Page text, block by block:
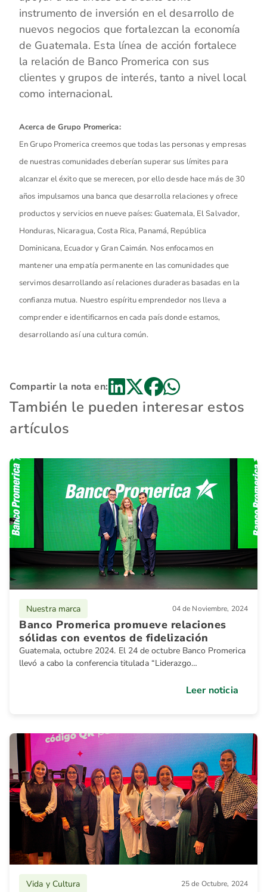
instrumento de inversión en el desarrollo de
nuevos negocios que fortalezcan la economía
de Guatemala. Esta línea de acción fortalece
la relación de Banco Promerica con sus
clientes y grupos de interés, tanto a nivel local
como internacional.
Acerca de Grupo Promerica:
En Grupo Promerica creemos que todas las personas y empresas
de nuestras comunidades deberían superar sus límites para
alcanzar el éxito que se merecen, por ello desde hace más de 30
años impulsamos una banca que desarrolla relaciones y ofrece
productos y servicios en nueve países: Guatemala, El Salvador,
Honduras, Nicaragua, Costa Rica, Panamá, República
Dominicana, Ecuador y Gran Caimán. Nos enfocamos en
mantener una empatía permanente en las comunidades que
servimos desarrollando así relaciones duraderas basadas en la
confianza mutua. Nuestro espíritu emprendedor nos lleva a
comprender e identificarnos en cada país donde estamos,
desarrollando así una cultura común.
Compartir la nota en:
También le pueden interesar estos
artículos
Nuestra marca 04 de Noviembre, 2024
Banco Promerica promueve relaciones
sólidas con eventos de fidelización
Guatemala, octubre 2024. El 24 de octubre Banco Promerica
llevó a cabo la conferencia titulada “Liderazgo
Leer noticia
Vida y Cultura 25 de Octubre, 2024